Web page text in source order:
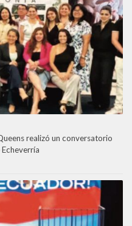
realizó un conversatorio